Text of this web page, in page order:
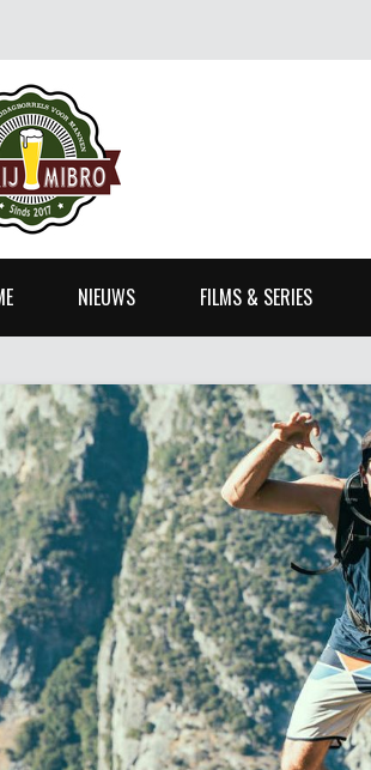
NIEUWS FILMS & SERIES